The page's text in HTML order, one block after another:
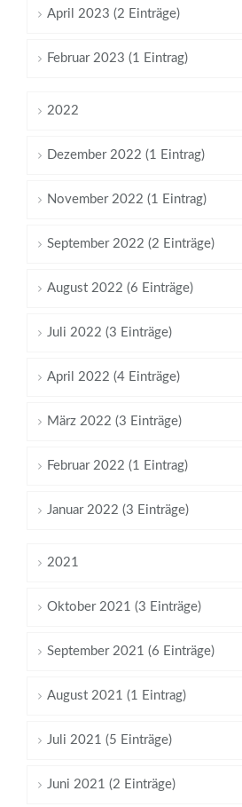
April 2023 (2 Einträge)
Februar 2023 (1 Eintrag)
2022
Dezember 2022 (1 Eintrag)
November 2022 (1 Eintrag)
September 2022 (2 Einträge)
August 2022 (6 Einträge)
Juli 2022 (3 Einträge)
April 2022 (4 Einträge)
März 2022 (3 Einträge)
Februar 2022 (1 Eintrag)
Januar 2022 (3 Einträge)
2021
Oktober 2021 (3 Einträge)
September 2021 (6 Einträge)
August 2021 (1 Eintrag)
Juli 2021 (5 Einträge)
Juni 2021 (2 Einträge)